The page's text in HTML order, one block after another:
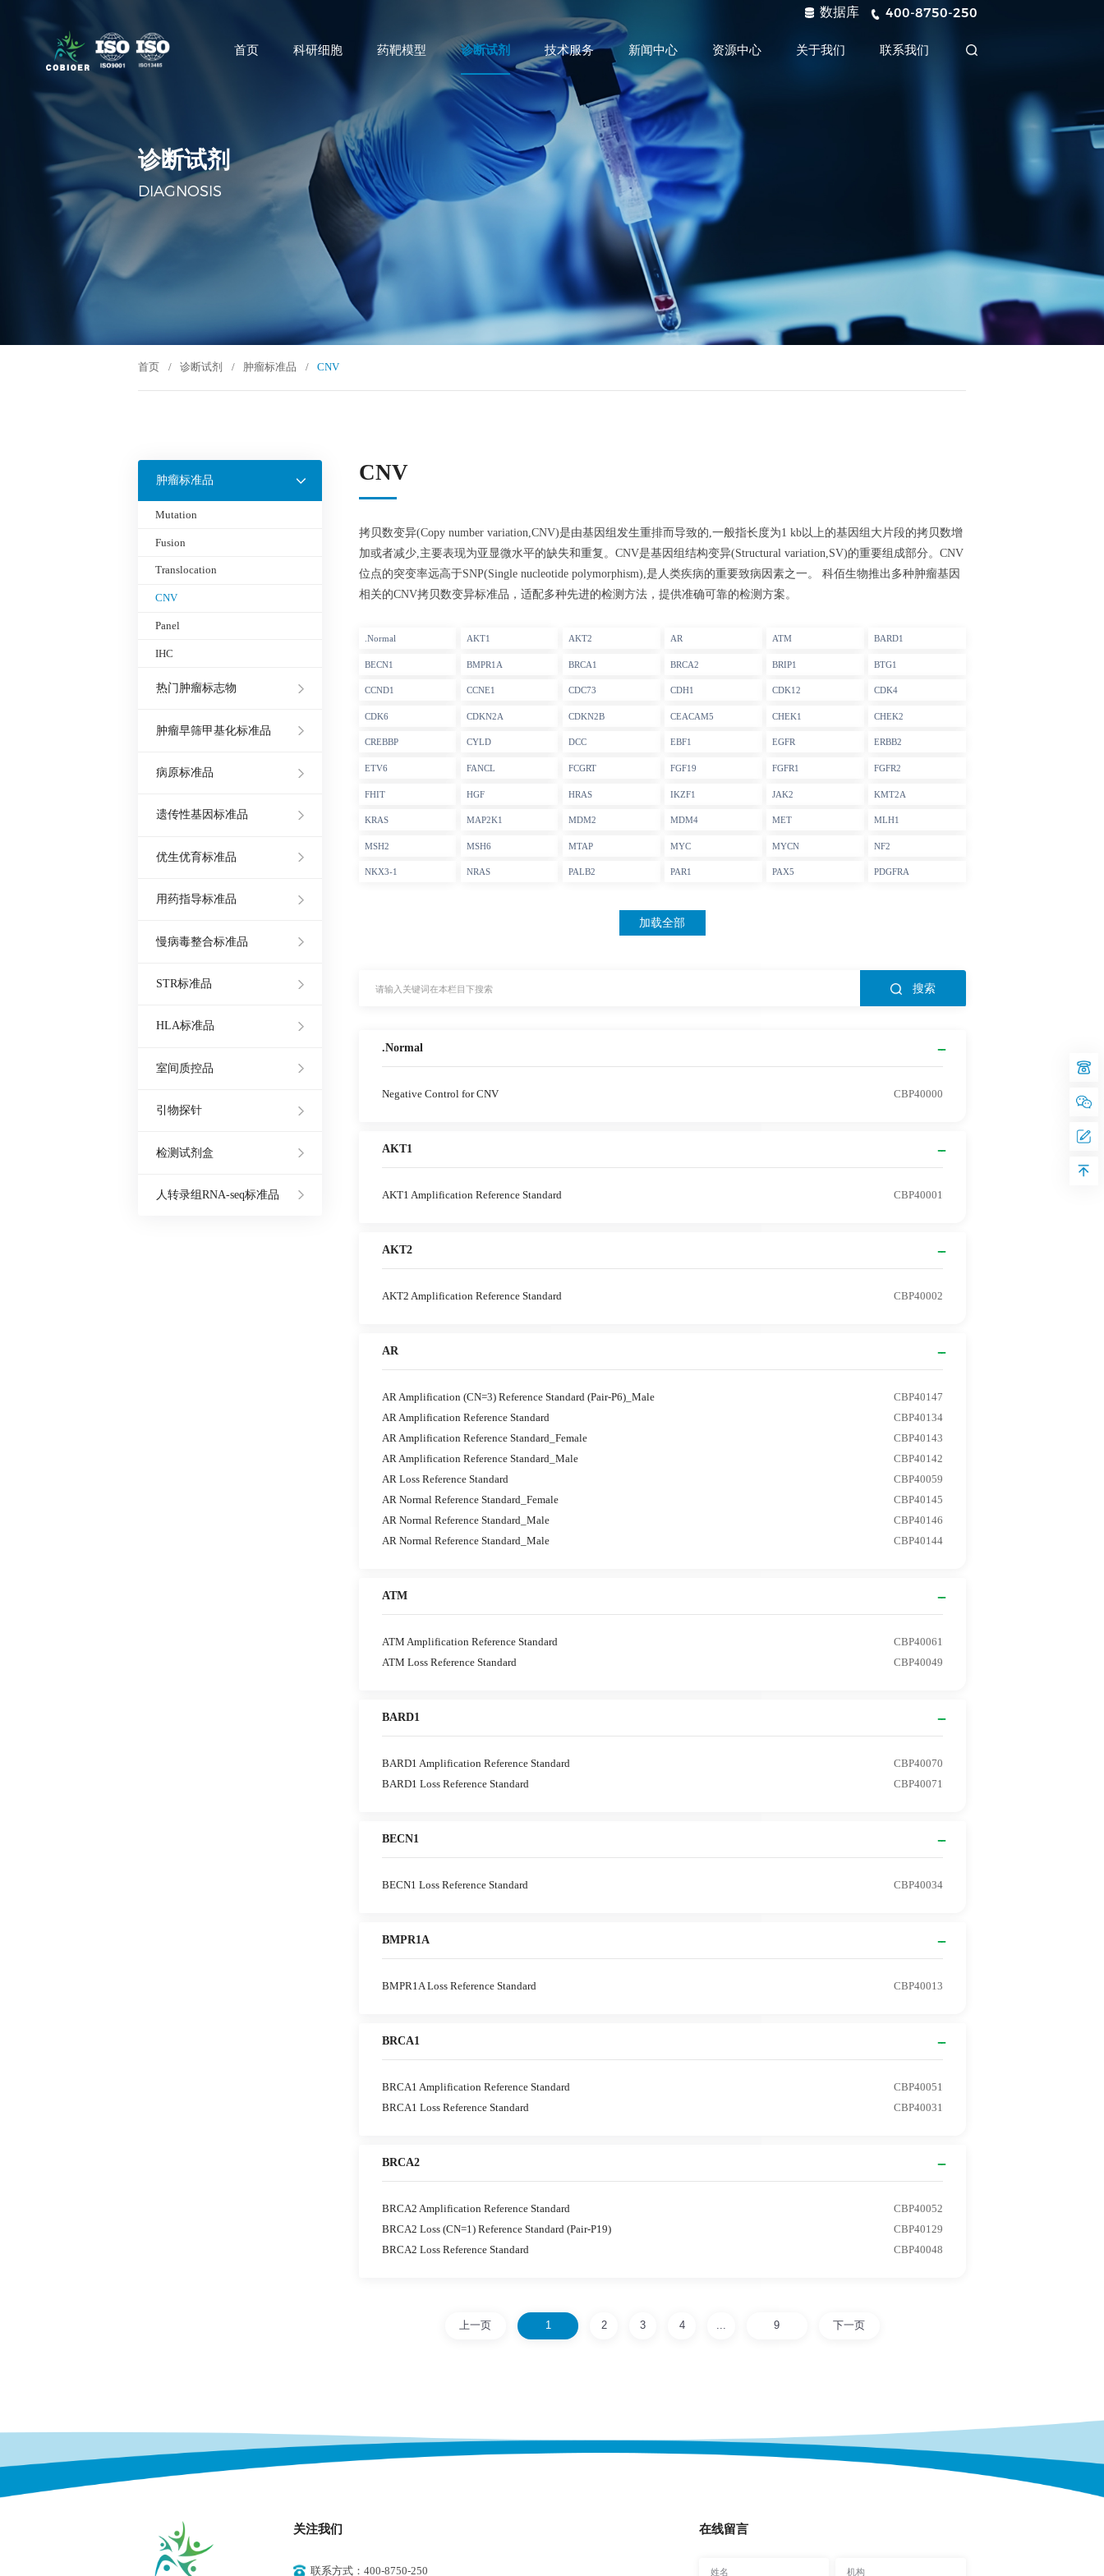
数据库 400-8750-250
首页 科研细胞 药靶模型 诊断试剂 技术服务 新闻中心 资源中心 关于我们 联系我们
诊断试剂
DIAGNOSIS
首页 / 诊断试剂 / 肿瘤标准品 / CNV
肿瘤标准品
Mutation
Fusion
Translocation
CNV
Panel
IHC
热门肿瘤标志物
肿瘤早筛甲基化标准品
病原标准品
遗传性基因标准品
优生优育标准品
用药指导标准品
慢病毒整合标准品
STR标准品
HLA标准品
室间质控品
引物探针
检测试剂盒
人转录组RNA-seq标准品
CNV
拷贝数变异(Copy number variation,CNV)是由基因组发生重排而导致的,一般指长度为1 kb以上的基因组大片段的拷贝数增
加或者减少,主要表现为亚显微水平的缺失和重复。CNV是基因组结构变异(Structural variation,SV)的重要组成部分。CNV
位点的突变率远高于SNP(Single nucleotide polymorphism),是人类疾病的重要致病因素之一。 科佰生物推出多种肿瘤基因
相关的CNV拷贝数变异标准品，适配多种先进的检测方法，提供准确可靠的检测方案。
.Normal AKT1 AKT2 AR ATM BARD1
BECN1 BMPR1A BRCA1 BRCA2 BRIP1 BTG1
CCND1 CCNE1 CDC73 CDH1 CDK12 CDK4
CDK6 CDKN2A CDKN2B CEACAM5 CHEK1 CHEK2
CREBBP CYLD DCC EBF1 EGFR ERBB2
ETV6 FANCL FCGRT FGF19 FGFR1 FGFR2
FHIT HGF HRAS IKZF1 JAK2 KMT2A
KRAS MAP2K1 MDM2 MDM4 MET MLH1
MSH2 MSH6 MTAP MYC MYCN NF2
NKX3-1 NRAS PALB2 PAR1 PAX5 PDGFRA
加载全部
搜索
.Normal
Negative Control for CNV CBP40000
AKT1
AKT1 Amplification Reference Standard CBP40001
AKT2
AKT2 Amplification Reference Standard CBP40002
AR
AR Amplification (CN=3) Reference Standard (Pair-P6)_Male
CBP40147
AR Amplification Reference Standard
CBP40134
AR Amplification Reference Standard_Female
CBP40143
AR Amplification Reference Standard_Male
CBP40142
AR Loss Reference Standard
CBP40059
AR Normal Reference Standard_Female
CBP40145
AR Normal Reference Standard_Male
CBP40146
AR Normal Reference Standard_Male
CBP40144
ATM
ATM Amplification Reference Standard
CBP40061
ATM Loss Reference Standard
CBP40049
BARD1
BARD1 Amplification Reference Standard
CBP40070
BARD1 Loss Reference Standard
CBP40071
BECN1
BECN1 Loss Reference Standard CBP40034
BMPR1A
BMPR1A Loss Reference Standard CBP40013
BRCA1
BRCA1 Amplification Reference Standard
CBP40051
BRCA1 Loss Reference Standard
CBP40031
BRCA2
BRCA2 Amplification Reference Standard
CBP40052
BRCA2 Loss (CN=1) Reference Standard (Pair-P19)
CBP40129
BRCA2 Loss Reference Standard
CBP40048
上一页 1 2 3 4 ... 9 下一页
关注我们
联系方式：400-8750-250
在线留言